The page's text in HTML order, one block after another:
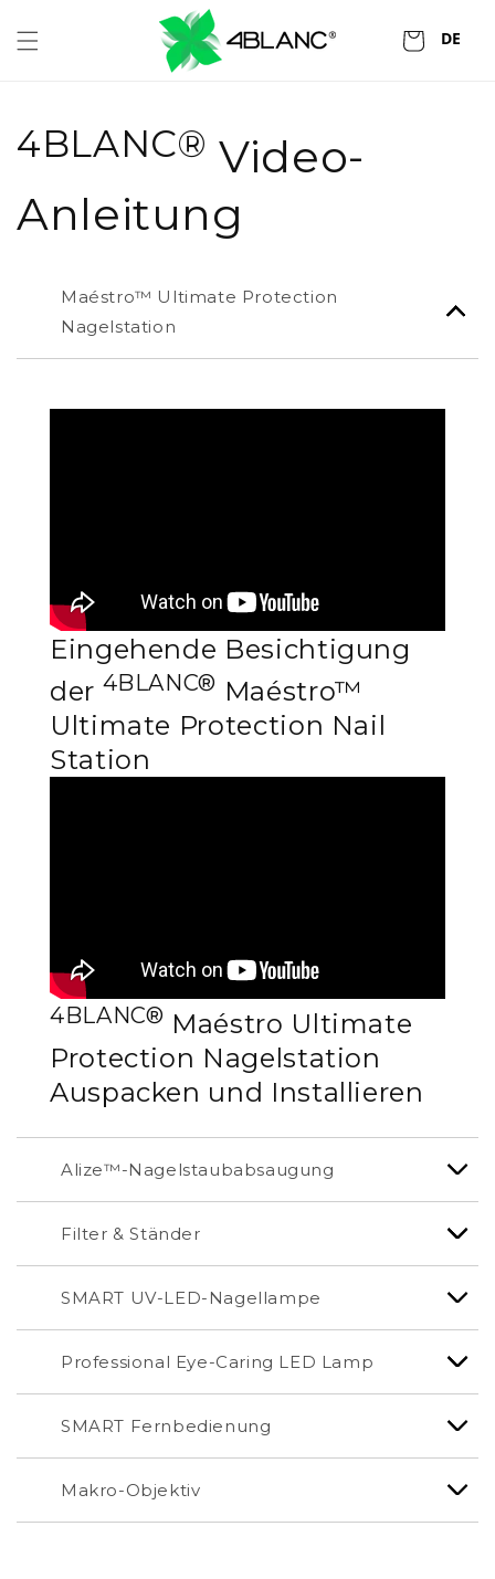
springen
Wagen DE
4BLANC® Video-
Anleitung
Maéstro™ Ultimate Protection
Nagelstation
Eingehende Besichtigung
der 4BLANC® Maéstro™
Ultimate Protection Nail
Station
4BLANC® Maéstro Ultimate
Protection Nagelstation
Auspacken und Installieren
Alize™-Nagelstaubabsaugung
Filter & Ständer
SMART UV-LED-Nagellampe
Professional Eye-Caring LED Lamp
SMART Fernbedienung
Makro-Objektiv